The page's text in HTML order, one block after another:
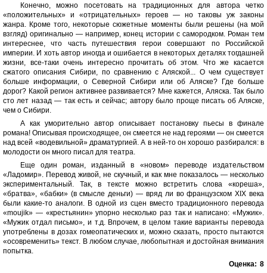
Конечно, можно посетовать на традиционных для автора четко
«положительных» и «отрицательных» героев — но таковы уж законы
жанра. Кроме того, некоторые сюжетные моменты были решены (на мой
взгляд) оригинально — например, конец истории с самородком. Роман тем
интереснее, что часть путешествия герои совершают по Российской
империи. И хоть автор иногда и ошибается в некоторых деталях тогдашней
жизни, все-таки очень интересно прочитать об этом. Что же касается
сжатого описания Сибири, по сравнению с Аляской... О чем существует
больше информации, о Северной Сибири или об Аляске? Где больше
дорог? Какой регион активнее развивается? Мне кажется, Аляска. Так было
сто лет назад — так есть и сейчас; автору было проще писать об Аляске,
чем о Сибири.
А как уморительно автор описывает постановку пьесы в финале
романа! Описывая происходящее, он смеется не над героями — он смеется
над всей «водевильной» драматургией. А в ней-то он хорошо разбирался: в
молодости он много писал для театра.
Еще один роман, изданный в «новом» переводе издательством
«Ладомир». Перевод живой, не скучный, и как мне показалось — несколько
экспериментальный. Так, в тексте можно встретить слова «кореша»,
«братва», «бабки» (в смысле деньги) — вряд ли во французском XIX века
были какие-то аналоги. В одной из сцен вместо традиционного перевода
«moujik» — «крестьянин» упорно несколько раз так и написано: «Мужик».
«Мужик отдал письмо», и т.д. Впрочем, в целом такие варианты перевода
употреблены в дозах гомеопатических и, можно сказать, просто пытаются
«осовременить» текст. В любом случае, любопытная и достойная внимания
попытка.
Оценка: 8